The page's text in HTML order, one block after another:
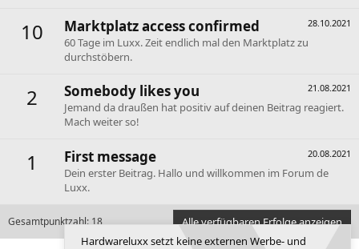
10 28.10.2021
Marktplatz access confirmed
60 Tage im Luxx. Zeit endlich mal den Marktplatz zu
durchstöbern.
2 21.08.2021
Somebody likes you
Jemand da draußen hat positiv auf deinen Beitrag reagiert.
Mach weiter so!
1 20.08.2021
First message
Dein erster Beitrag. Hallo und willkommen im Forum de
Luxx.
Gesamtpunktzahl: 18 Alle verfügbaren Erfolge anzeigen
Hardwareluxx setzt keine externen Werbe- und